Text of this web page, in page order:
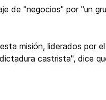
de "negocios" por "un
misión, liderados por
castrista", dice